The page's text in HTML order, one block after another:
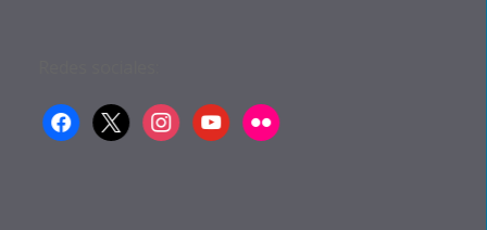
facebook
x instagramyoutubeflickr